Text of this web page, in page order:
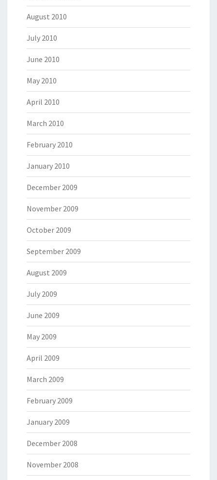
August 2010
July 2010
June 2010
May 2010
April 2010
March 2010
February 2010
January 2010
December 2009
November 2009
October 2009
September 2009
August 2009
July 2009
June 2009
May 2009
April 2009
March 2009
February 2009
January 2009
December 2008
November 2008